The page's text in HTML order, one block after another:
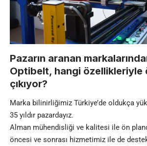
Pazarın aranan
Optibelt, hangi özellikleriyle
çıkıyor?
Marka bilinirliğimiz Türkiye’de oldukça
35 yıldır pazardayız.
Alman mühendisliği ve kalitesi ile ön
öncesi ve sonrası hizmetimiz ile de